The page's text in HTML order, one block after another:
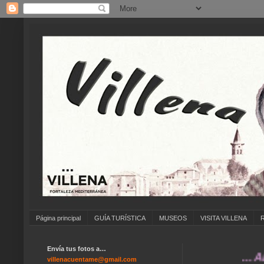
Página principal GUÍA TURÍSTICA MUSEOS VISITA VILLENA
...
Envía tus fotos a…
villenacuentame@gmail.com